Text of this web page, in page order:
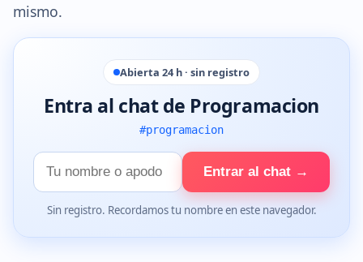
mismo.
Abierta 24 h · sin registro
Entra al chat de Programacion
#programacion
Tu
nombre
Entrar al chat →
Sin registro. Recordamos tu nombre en este navegador.